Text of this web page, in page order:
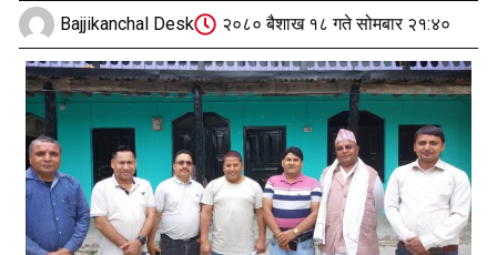
Bajjikanchal Desk २०८० बैशाख १८ गते सोमबार २१:४०